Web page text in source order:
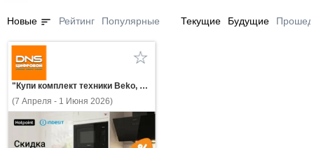
Новые sort Рейтинг Популярные Текущие Будущие
"Купи комплект техники Beko, Hotpoint, Indesit - получи скидку до 30%!"
(7 Апреля - 1 Июня 2026)